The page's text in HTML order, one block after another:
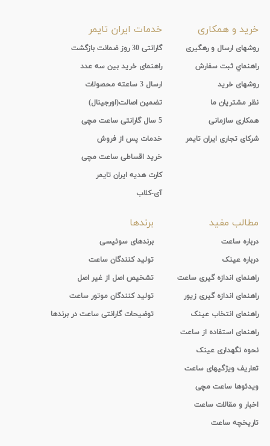
خرید و همکاری
روشهای ارسال و رهگیری
راهنماي ثبت سفارش
روشهای خرید
نظر مشتریان ما
همکاری سازمانی
شرکای تجاری ایران تایمر
خدمات ایران تایمر
گارانتی 30 روز ضمانت بازگشت
راهنمای خرید بین سه عدد
ارسال 3 ساعته محصولات
تضمین اصالت(اورجینال)
5 سال گارانتی ساعت مچی
خدمات پس از فروش
خرید اقساطی ساعت مچی
کارت هدیه ایران تایمر
آی-کلاب
مطالب مفید
درباره ساعت
درباره عینک
راهنمای اندازه گیری ساعت
راهنمای اندازه گیری زیور
راهنمای انتخاب عینک
راهنمای استفاده از ساعت
نحوه نگهداری عینک
تعاریف ویژگیهای ساعت
ویدئوها ساعت مچی
اخبار و مقالات ساعت
تاریخچه ساعت
برندها
برندهای سوئیسی
تولید کنندگان ساعت
تشخیص اصل از غیر اصل
تولید کنندگان موتور ساعت
توضیحات گارانتی ساعت در برندها